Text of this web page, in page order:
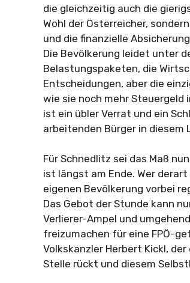
die gleichzeitig auch die
Wohl der Österreicher,
und die finanzielle
Die Bevölkerung leidet unter
Belastungspaketen, die
Entscheidungen, aber die
wie sie noch mehr Steuergeld
ist ein übler Verrat und ein
arbeitenden Bürger in diesem
Für Schnedlitz sei das Maß
ist längst am Ende. Wer
eigenen Bevölkerung vorbei
Das Gebot der Stunde kann
Verlierer-Ampel und
freizumachen für eine FPÖ-
Volkskanzler Herbert Kickl,
Stelle rückt und diesem